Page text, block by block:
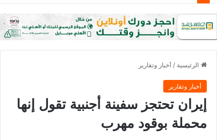
الرئيسية / أخبار وتقارير
أخبار وتقارير
إيران تحتجز سفينة أجنبية تقول إنها
محملة بوقود مهرب